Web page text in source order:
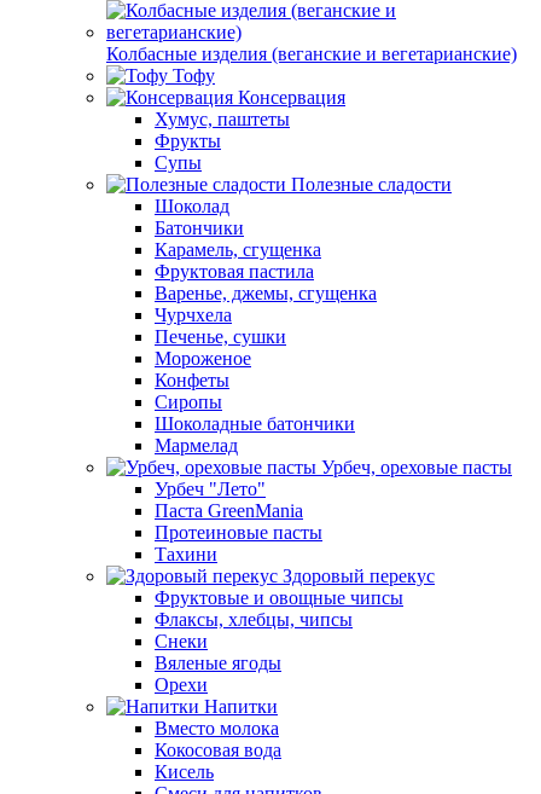
Колбасные изделия (веганские и вегетарианские)
Тофу
Консервация
Хумус, паштеты
Фрукты
Супы
Полезные сладости
Шоколад
Батончики
Карамель, сгущенка
Фруктовая пастила
Варенье, джемы, сгущенка
Чурчхела
Печенье, сушки
Мороженое
Конфеты
Сиропы
Шоколадные батончики
Мармелад
Урбеч, ореховые пасты
Урбеч "Лето"
Паста GreenMania
Протеиновые пасты
Тахини
Здоровый перекус
Фруктовые и овощные чипсы
Флаксы, хлебцы, чипсы
Снеки
Вяленые ягоды
Орехи
Напитки
Вместо молока
Кокосовая вода
Кисель